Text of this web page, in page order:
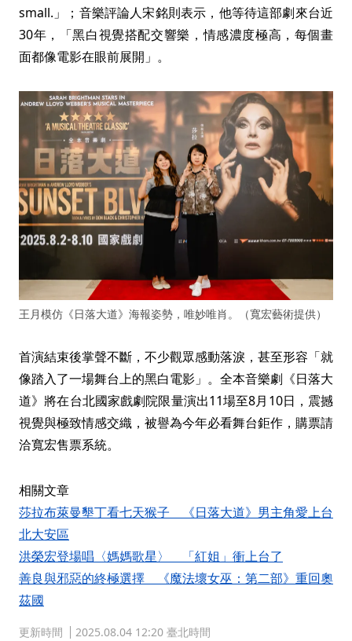
small.」；音樂評論人宋銘則表示，他等待這部劇來台近
30年，「黑白視覺搭配交響樂，情感濃度極高，每個畫
面都像電影在眼前展開」。
王月模仿《日落大道》海報姿勢，唯妙唯肖。（寬宏藝術提供）
首演結束後掌聲不斷，不少觀眾感動落淚，甚至形容「就
像踏入了一場舞台上的黑白電影」。全本音樂劇《日落大
道》將在台北國家戲劇院限量演出11場至8月10日，震撼
視覺與極致情感交織，被譽為今年必看舞台鉅作，購票請
洽寬宏售票系統。
相關文章
莎拉布萊曼墾丁看七天猴子 《日落大道》男主角愛上台
北大安區
洪榮宏登場唱〈媽媽歌星〉 「紅姐」衝上台了
善良與邪惡的終極選擇 《魔法壞女巫：第二部》重回奧
茲國
更新時間 2025.08.04 12:20 臺北時間